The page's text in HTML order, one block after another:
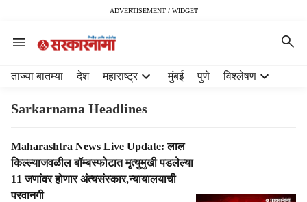
ADVERTISEMENT / WIDGET
ताज्या बातम्या देश महाराष्ट्र मुंबई पुणे विश्लेषण
Sarkarnama Headlines
T
a
g
R
Maharashtra News Live Update: लाल
किल्ल्याजवळील बॉम्बस्फोटात मृत्युमुखी पडलेल्या
11 जणांवर होणार अंत्यसंस्कार,न्यायालयाची
परवानगी